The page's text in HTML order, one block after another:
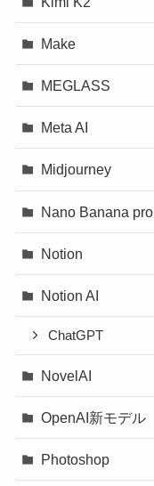
Make
MEGLASS
Meta AI
Midjourney
Nano Banana pro
Notion
Notion AI
ChatGPT
NovelAI
OpenAI新モデル
Photoshop